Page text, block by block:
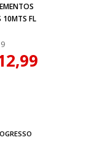
10MTS FL